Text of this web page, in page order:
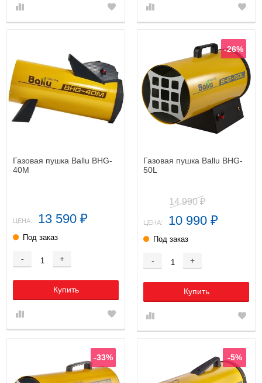
Газовая пушка Ballu BHG-
40M
ЦЕНА: 13 590 ₽
Под заказ
- +
Купить
-26%
Газовая пушка Ballu BHG-
50L
14 990 ₽
ЦЕНА: 10 990 ₽
Под заказ
- +
Купить
-33% -5%